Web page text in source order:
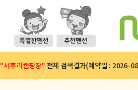
"서후리캠핑장" 전체 검색결과(예약일 : 2026-